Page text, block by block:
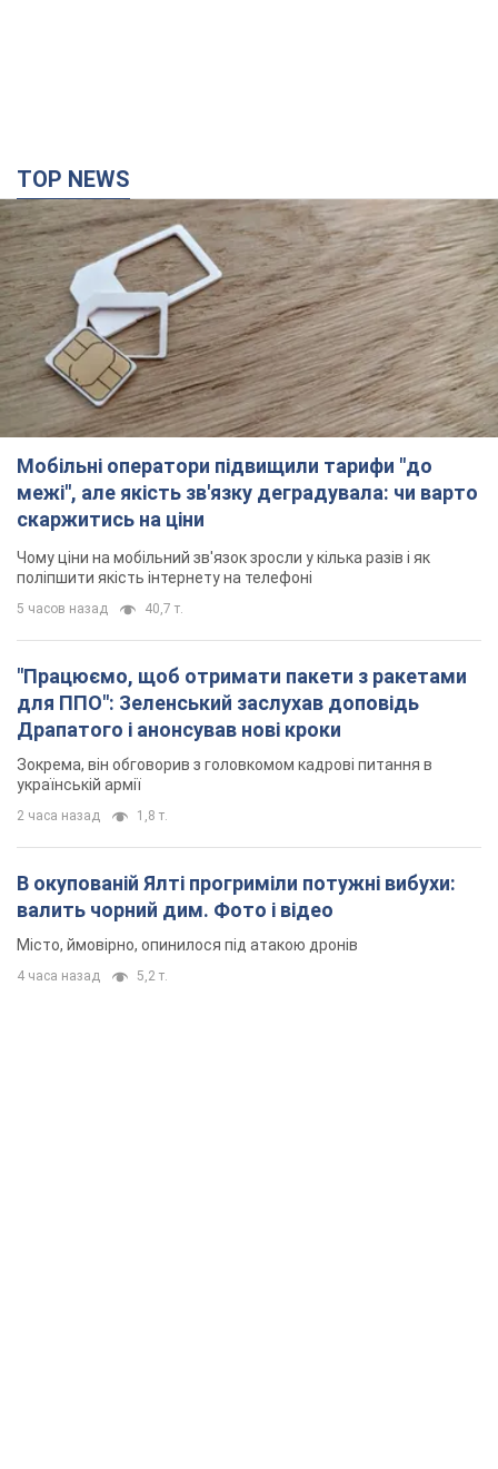
TOP NEWS
Мобільні оператори підвищили тарифи "до
межі", але якість зв'язку деградувала: чи варто
скаржитись на ціни
Чому ціни на мобільний зв'язок зросли у кілька разів і як
поліпшити якість інтернету на телефоні
5 часов назад 40,7 т.
"Працюємо, щоб отримати пакети з ракетами
для ППО": Зеленський заслухав доповідь
Драпатого і анонсував нові кроки
Зокрема, він обговорив з головкомом кадрові питання в
українській армії
2 часа назад 1,8 т.
В окупованій Ялті прогриміли потужні вибухи:
валить чорний дим. Фото і відео
Місто, ймовірно, опинилося під атакою дронів
4 часа назад 5,2 т.